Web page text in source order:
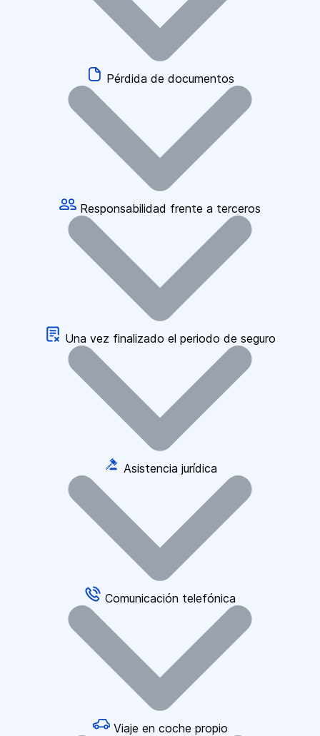
Pérdida de documentos
Responsabilidad frente a terceros
Una vez finalizado el periodo de seguro
Asistencia jurídica
Comunicación telefónica
Viaje en coche propio